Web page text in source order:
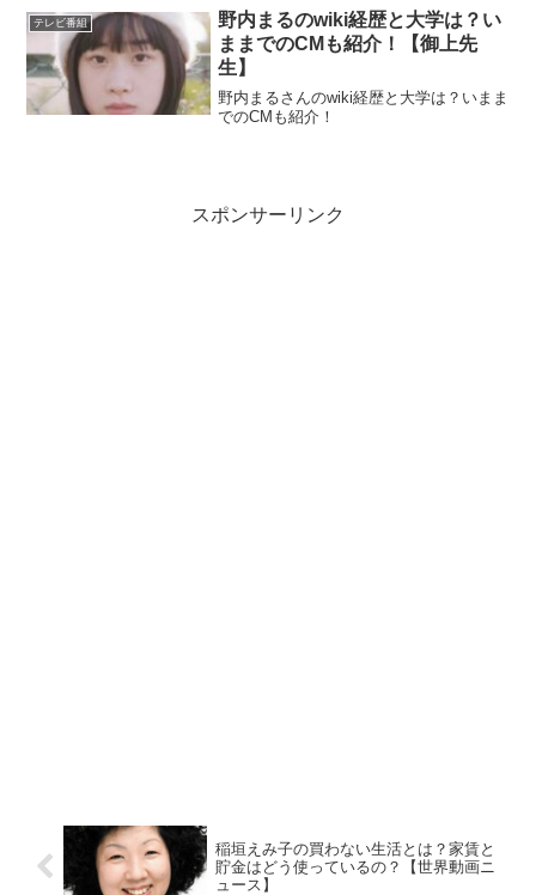
テレビ番組
野内まるのwiki経歴と大学は？い
ままでのCMも紹介！【御上先
生】
野内まるさんのwiki経歴と大学は？いまま
でのCMも紹介！
スポンサーリンク
稲垣えみ子の買わない生活とは？家賃と
貯金はどう使っているの？【世界動画ニ
ュース】